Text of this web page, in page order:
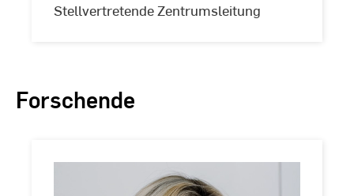
Stellvertretende Zentrumsleitung
Forschende